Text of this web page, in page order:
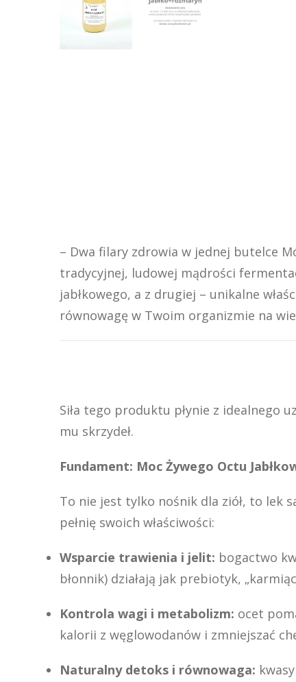
– Dwa filary zdrowia w jednej butelce
tradycyjnej, ludowej mądrości
jabłkowego, a z drugiej – unikalne
równowagę w Twoim organizmie na
Siła tego produktu płynie z idealnego
mu skrzydeł.
Fundament: Moc Żywego Octu
To nie jest tylko nośnik dla ziół, to lek
pełnię swoich właściwości:
Wsparcie trawienia i jelit: bogactwo
błonnik) działają jak prebiotyk,
Kontrola wagi i metabolizm: ocet
kalorii z węglowodanów i zmniejszać
Naturalny detoks i równowaga: